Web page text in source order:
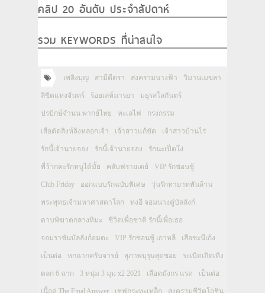
คลิป 20 อันดับ ประจำสัปดาห์
รวม KEYWORDS ที่น่าสนใจ
เพลิงบุญ สามีตีตรา สงครามนางฟ้า วิมานเมขลา
ลิขิตแห่งจันทร์ ร้อยเล่ห์มารยา มธุรสโลกันตร์
ปรปักษ์จำนน พากย์ไทย ทะเลไฟ กรงกรรม
เสือตัดสิงห์ลิงหลอกเจ้า เจ้าสาวแก้ขัด เจ้าสาวบ้านไร่
รักนี้เจ้านายจอง รักนี้เจ้านายจอง รักนะเป็ดโง่
พี่ว้ากคะรักหนูได้มั้ย คลับฟรายเดย์ VIP รักซ่อนชู้
Club Friday ออกแบบรักฉบับพิเศษ วุ่นรักทายาทพันล้าน
พระพุทธเจ้ามหาศาสดาโลก ทงอี จอมนางคู่บัลลังก์
ดาบพิฆาตกลางหิมะ ชีวิตเพื่อชาติ รักนี้เพื่อเธอ
จอมราชันบัลลังก์อมตะ VIP รักซ่อนชู้ เกาหลี เสือชะนีเก้ง
เป็นต่อ หกฉากครับจารย์ สุภาพบุรุษสุดซอย ระเบิดเถิดเทิง
ตลก 6 ฉาก 3 หนุ่ม 3 มุม x2 2021 เลือดมังกร แรด เป็นต่อ
เนื้อคู่ The Final Answer เชฟกระทะเหล็ก สงครามชีวิตโอชิน